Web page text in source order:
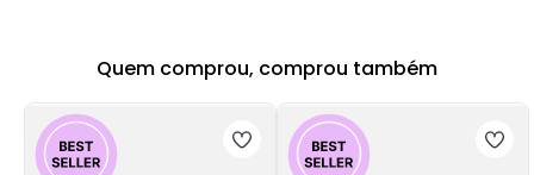
Quem comprou, comprou também